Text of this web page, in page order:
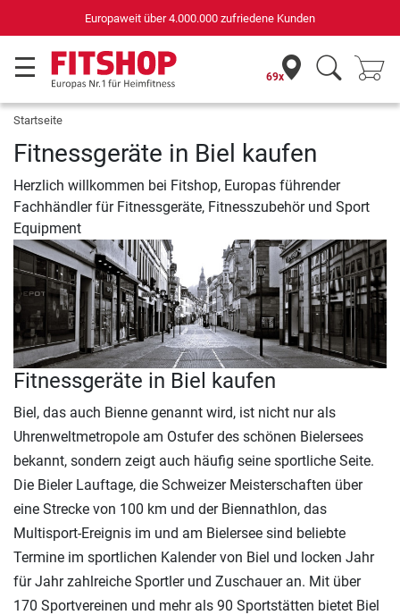
Europaweit über 4.000.000 zufriedene Kunden
69x
Startseite
Fitnessgeräte in Biel kaufen
Herzlich willkommen bei Fitshop, Europas führender
Fachhändler für Fitnessgeräte, Fitnesszubehör und Sport
Equipment
Fitnessgeräte in Biel kaufen
Biel, das auch Bienne genannt wird, ist nicht nur als
Uhrenweltmetropole am Ostufer des schönen Bielersees
bekannt, sondern zeigt auch häufig seine sportliche Seite.
Die Bieler Lauftage, die Schweizer Meisterschaften über
eine Strecke von 100 km und der Biennathlon, das
Multisport-Ereignis im und am Bielersee sind beliebte
Termine im sportlichen Kalender von Biel und locken Jahr
für Jahr zahlreiche Sportler und Zuschauer an. Mit über
170 Sportvereinen und mehr als 90 Sportstätten bietet Biel